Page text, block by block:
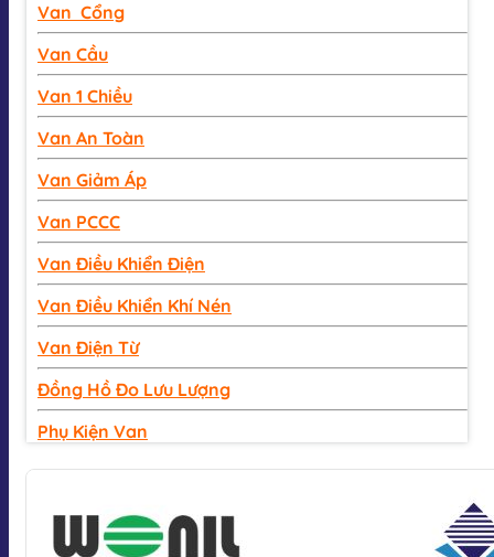
Van Cổng
Van Cầu
Van 1 Chiều
Van An Toàn
Van Giảm Áp
Van PCCC
Van Điều Khiển Điện
Van Điều Khiển Khí Nén
Van Điện Từ
Đồng Hồ Đo Lưu Lượng
Phụ Kiện Van